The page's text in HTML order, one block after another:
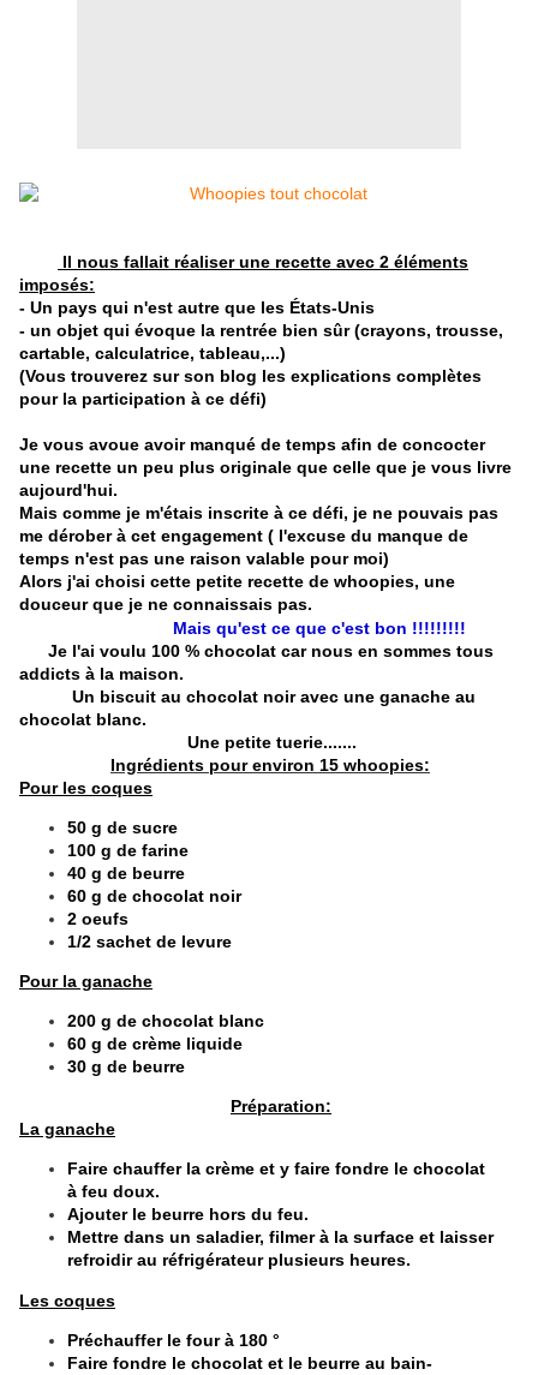
Il nous fallait réaliser une recette avec 2 éléments
imposés:
- Un pays qui n'est autre que les États-Unis
- un objet qui évoque la rentrée bien sûr (crayons, trousse,
cartable, calculatrice, tableau,...)
(Vous trouverez sur son blog les explications complètes
pour la participation à ce défi)
Je vous avoue avoir manqué de temps afin de concocter
une recette un peu plus originale que celle que je vous livre
aujourd'hui.
Mais comme je m'étais inscrite à ce défi, je ne pouvais pas
me dérober à cet engagement ( l'excuse du manque de
temps n'est pas une raison valable pour moi)
Alors j'ai choisi cette petite recette de whoopies, une
douceur que je ne connaissais pas.
Mais qu'est ce que c'est bon !!!!!!!!!
Je l'ai voulu 100 % chocolat car nous en sommes tous
addicts à la maison.
Un biscuit au chocolat noir avec une ganache au
chocolat blanc.
Une petite tuerie.......
Ingrédients pour environ 15 whoopies:
Pour les coques
50 g de sucre
100 g de farine
40 g de beurre
60 g de chocolat noir
2 oeufs
1/2 sachet de levure
Pour la ganache
200 g de chocolat blanc
60 g de crème liquide
30 g de beurre
Préparation:
La ganache
Faire chauffer la crème et y faire fondre le chocolat
à feu doux.
Ajouter le beurre hors du feu.
Mettre dans un saladier, filmer à la surface et laisser
refroidir au réfrigérateur plusieurs heures.
Les coques
Préchauffer le four à 180 °
Faire fondre le chocolat et le beurre au bain-